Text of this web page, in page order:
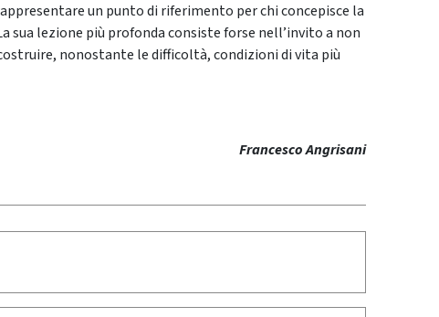
un punto di riferimento per chi concepisce la
lezione più profonda consiste forse nell’invito a non
nonostante le difficoltà, condizioni di vita più
Francesco Angrisani